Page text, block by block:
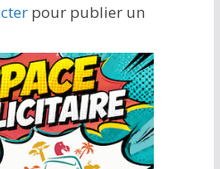
pour publier un